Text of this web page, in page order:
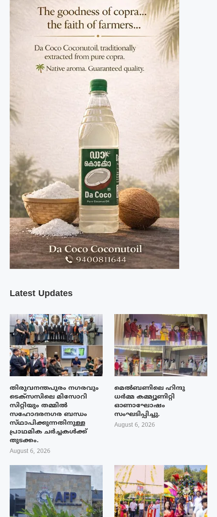
Latest Updates
തിരുവനന്തപുരം നഗരവും
ടെക്‌സസിലെ മിസോറി
സിറ്റിയും തമ്മിൽ
സഹോദരനഗര ബന്ധം
സ്‌ഥാപിക്കുന്നതിനുള്ള
പ്രാഥമിക ചർച്ചകൾക്ക്
തുടക്കം.
August 6, 2026
മെൽബണിലെ ഹിന്ദു
ധർമ്മ കമ്മ്യൂണിറ്റി
ഓണാഘോഷം
സംഘടിപ്പിച്ചു.
August 6, 2026